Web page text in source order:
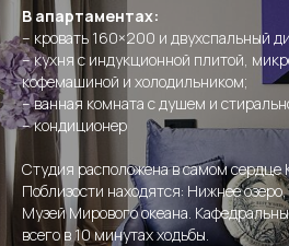
В апартаментах:
– кровать 160×200 и двухспальный
– кухня с индукционной плитой,
кофемашиной и холодильником;
– ванная комната с душем и
– кондиционер
Студия расположена в самом сердце
Поблизости находятся: Нижнее
Музей Мирового океана.
всего в 10 минутах ходьбы.